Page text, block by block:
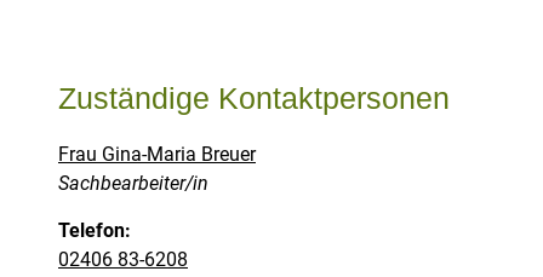
Zuständige Kontaktpersonen
Frau Gina-Maria Breuer
Position:
Sachbearbeiter/in
Telefon:
02406 83-6208